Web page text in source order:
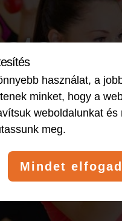
02 by
használat, a
minket, hogy a
weboldalunkat és
meg.
Mindet